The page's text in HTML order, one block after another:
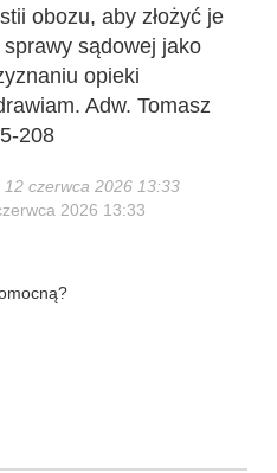
obozu, aby złożyć je
sądowej jako
opieki
Adw. Tomasz
208
czerwca 2026 13:33
2026 13:33